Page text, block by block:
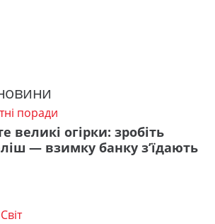
поради
великі огірки: зробіть
— взимку банку з’їдають
Світ